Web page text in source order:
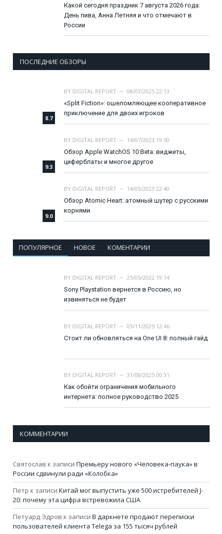
Какой сегодня праздник 7 августа 2026 года:
День пива, Анна Летняя и что отмечают в
России
ПОСЛЕДНИЕ ОБЗОРЫ
8.7
BY DIGITAL REPORT
08/03/2025 22:13
«Split Fiction»: ошеломляющее кооперативное
приключение для двоих игроков
9.3
BY DIGITAL REPORT
14/07/2023 19:50
Обзор Apple WatchOS 10 Beta: виджеты,
циферблаты и многое другое
9.0
BY DIGITAL REPORT
14/03/2023 22:40
Обзор Atomic Heart: атомный шутер с русскими
корнями
ПОПУЛЯРНОЕ НОВОЕ КОМЕНТАРИИ
BY DIGITAL REPORT
25/05/2022 19:14
Sony Playstation вернется в Россию, но
извиняться не будет
BY DIGITAL REPORT
03/11/2025 12:46
Стоит ли обновляться на One UI 8: полный гайд
BY DIGITAL REPORT
31/08/2025 00:31
Как обойти ограничения мобильного
интернета: полное руководство 2025
КОММЕНТАРИИ
Святослав к записи Премьеру нового «Человека-паука» в
России сдвинули ради «Колобка»
Петр к записи Китай мог выпустить уже 500 истребителей J-
20: почему эта цифра встревожила США
Петуард Эдров к записи В даркнете продают переписки
пользователей клиента Telega за 155 тысяч рублей